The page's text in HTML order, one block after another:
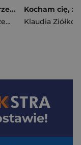
Leoś idzie do przedszkola
Marianna Gierszewska
Klaudia